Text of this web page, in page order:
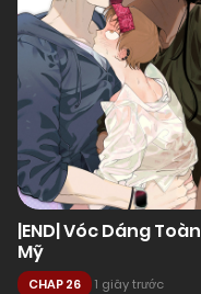
|END| Vóc Dáng Toàn
Mỹ
CHAP 26 1 giây trước